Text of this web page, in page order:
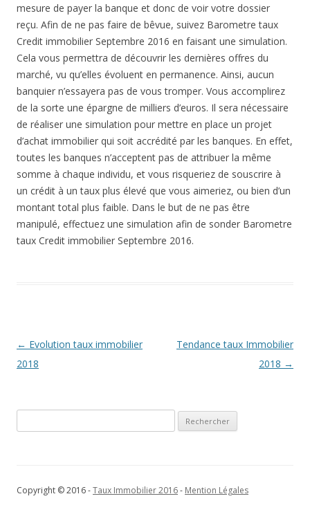
mesure de payer la banque et donc de voir votre dossier
reçu. Afin de ne pas faire de bêvue, suivez Barometre taux
Credit immobilier Septembre 2016 en faisant une simulation.
Cela vous permettra de découvrir les dernières offres du
marché, vu qu’elles évoluent en permanence. Ainsi, aucun
banquier n’essayera pas de vous tromper. Vous accomplirez
de la sorte une épargne de milliers d’euros. Il sera nécessaire
de réaliser une simulation pour mettre en place un projet
d’achat immobilier qui soit accrédité par les banques. En effet,
toutes les banques n’acceptent pas de attribuer la même
somme à chaque individu, et vous risqueriez de souscrire à
un crédit à un taux plus élevé que vous aimeriez, ou bien d’un
montant total plus faible. Dans le but de ne pas être
manipulé, effectuez une simulation afin de sonder Barometre
taux Credit immobilier Septembre 2016.
Navigation
des
← Evolution taux immobilier
2018
Tendance taux Immobilier
2018 →
Copyright © 2016 -Taux Immobilier 2016- Mention Légales